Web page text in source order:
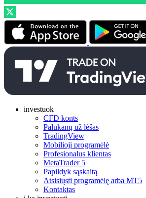
investuok
CFD konts
Palūkanų už lėšas
TradingView
Mobilioji programėlė
Profesionalus klientas
MetaTrader 5
Papildyk sąskaitą
Atsisiųsti programėlę arba MT5
Kontaktas